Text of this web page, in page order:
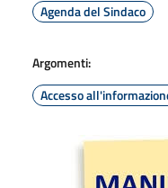
Agenda del Sindaco
Argomenti:
Accesso